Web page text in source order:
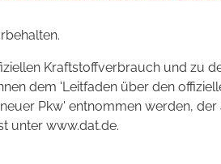
Kraftstoffverbrauch und zu
dem 'Leitfaden über den
Pkw' entnommen werden,
unter www.dat.de.